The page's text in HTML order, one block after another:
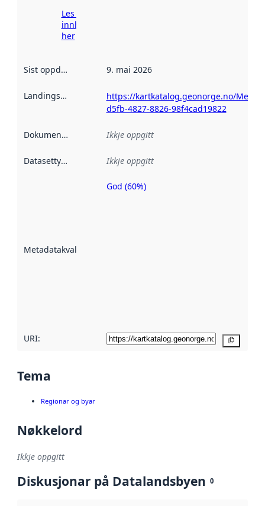
Les meir om
innhenting
her
Sist oppdatert 9. mai 2026
Landingsside
https://kartkatalog.geonorge.no/
d5fb-4827-8826-98f4cad19822
Dokumentasjon Ikkje oppgitt
Datasettype Ikkje oppgitt
Metadatakvalitet
Metadatakvalitet
God (60%)
URI:
Tema
Regionar og byar
Nøkkelord
Ikkje oppgitt
Diskusjonar på Datalandsbyen 0